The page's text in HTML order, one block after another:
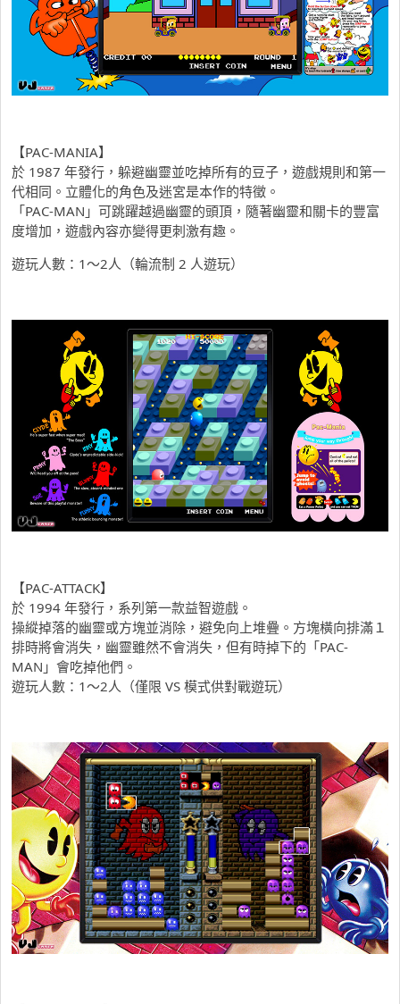
【PAC-MANIA】
於 1987 年發行，躲避幽靈並吃掉所有的豆子，遊戲規則和第一
代相同。立體化的角色及迷宮是本作的特徵。
「PAC-MAN」可跳躍越過幽靈的頭頂，隨著幽靈和關卡的豐富
度增加，遊戲內容亦變得更刺激有趣。
遊玩人數：1～2人（輪流制 2 人遊玩）
【PAC-ATTACK】
於 1994 年發行，系列第一款益智遊戲。
操縱掉落的幽靈或方塊並消除，避免向上堆疊。方塊橫向排滿１
排時將會消失，幽靈雖然不會消失，但有時掉下的「PAC-
MAN」會吃掉他們。
遊玩人數：1～2人（僅限 VS 模式供對戰遊玩）